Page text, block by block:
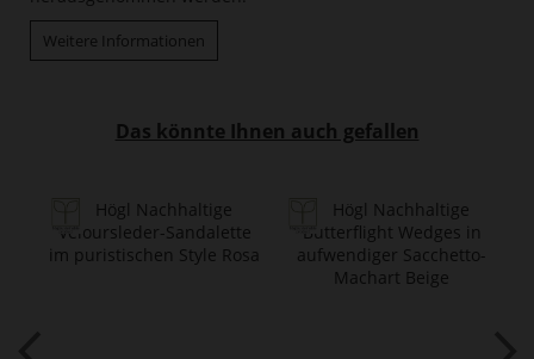
Weitere Informationen
Das könnte Ihnen auch gefallen